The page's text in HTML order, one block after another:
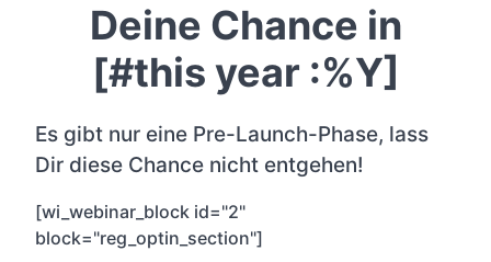
Deine Chance in
[#this year :%Y]
Es gibt nur eine Pre-Launch-Phase, lass
Dir diese Chance nicht entgehen!
[wi_webinar_block id="2"
block="reg_optin_section"]